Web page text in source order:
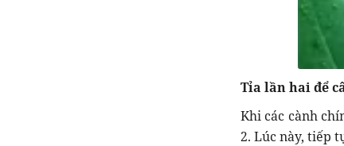
Tỉa lần hai để
Khi các cành
2. Lúc này, tiếp